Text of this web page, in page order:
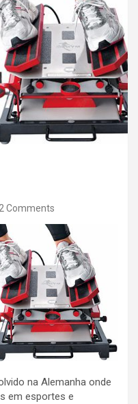
Comments
na Alemanha onde
em esportes e